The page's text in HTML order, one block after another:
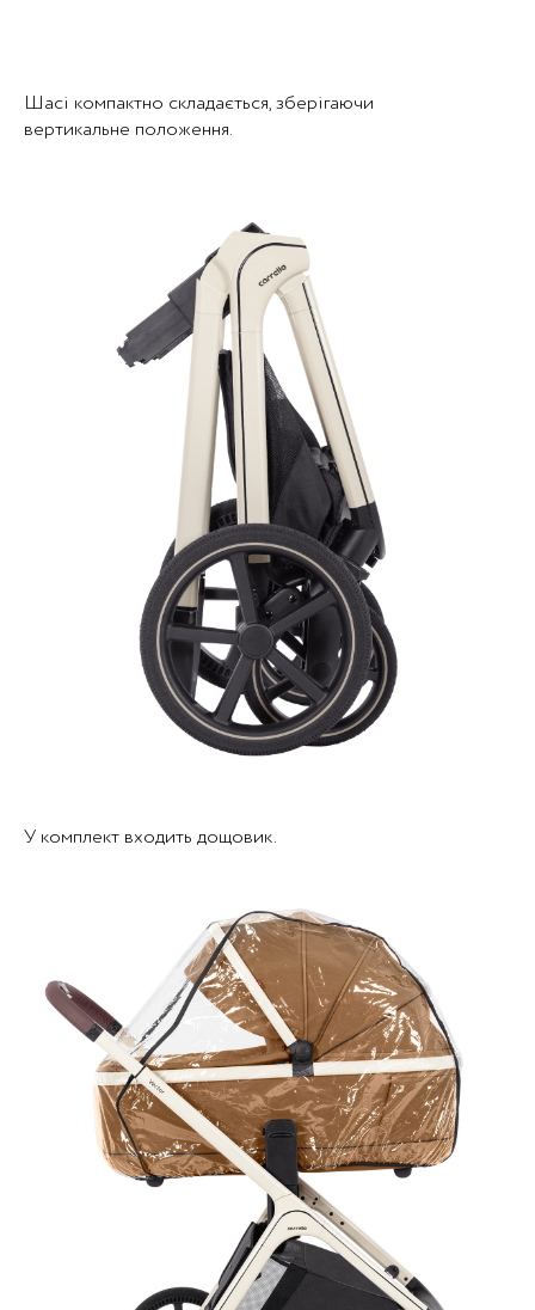
Шасі компактно складається, зберігаючи
вертикальне положення.
У комплект входить дощовик.